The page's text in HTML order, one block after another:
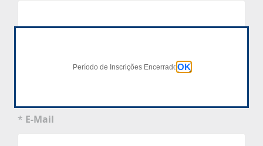
* E-Mail
Período de Inscrições Encerrado OK